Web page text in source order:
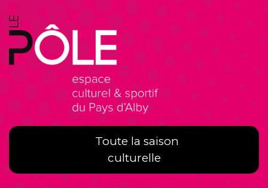
Toute la saison
culturelle